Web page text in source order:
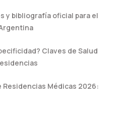
y bibliografía oficial para el
Claves de Salud
Residencias Médicas 2026: